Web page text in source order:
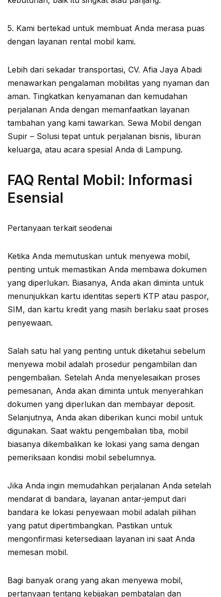
5. Kami bertekad untuk membuat Anda merasa puas
dengan layanan rental mobil kami.
Lebih dari sekadar transportasi, CV. Afia Jaya Abadi
menawarkan pengalaman mobilitas yang nyaman dan
aman. Tingkatkan kenyamanan dan kemudahan
perjalanan Anda dengan memanfaatkan layanan
tambahan yang kami tawarkan. Sewa Mobil dengan
Supir – Solusi tepat untuk perjalanan bisnis, liburan
keluarga, atau acara spesial Anda di Lampung.
FAQ Rental Mobil: Informasi
Esensial
Pertanyaan terkait seodenai
Ketika Anda memutuskan untuk menyewa mobil,
penting untuk memastikan Anda membawa dokumen
yang diperlukan. Biasanya, Anda akan diminta untuk
menunjukkan kartu identitas seperti KTP atau paspor,
SIM, dan kartu kredit yang masih berlaku saat proses
penyewaan.
Salah satu hal yang penting untuk diketahui sebelum
menyewa mobil adalah prosedur pengambilan dan
pengembalian. Setelah Anda menyelesaikan proses
pemesanan, Anda akan diminta untuk menyerahkan
dokumen yang diperlukan dan membayar deposit.
Selanjutnya, Anda akan diberikan kunci mobil untuk
digunakan. Saat waktu pengembalian tiba, mobil
biasanya dikembalikan ke lokasi yang sama dengan
pemeriksaan kondisi mobil sebelumnya.
Jika Anda ingin memudahkan perjalanan Anda setelah
mendarat di bandara, layanan antar-jemput dari
bandara ke lokasi penyewaan mobil adalah pilihan
yang patut dipertimbangkan. Pastikan untuk
mengonfirmasi ketersediaan layanan ini saat Anda
memesan mobil.
Bagi banyak orang yang akan menyewa mobil,
pertanyaan tentang kebijakan pembatalan dan